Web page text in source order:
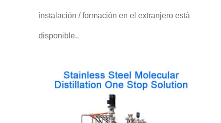
instalación / formación en el extranjero está
disponible..